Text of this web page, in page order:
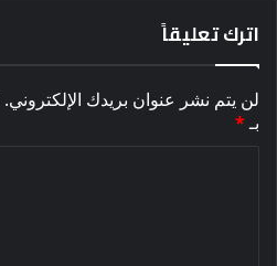
اترك تعليقاً
لن يتم نشر عنوان بريدك الإلكتروني.
بـ*